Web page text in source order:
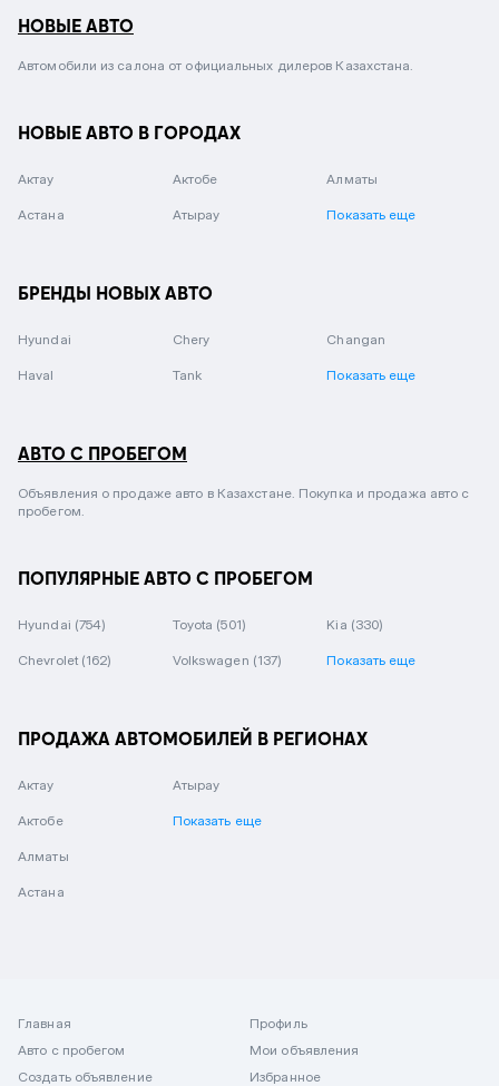
НОВЫЕ АВТО
Автомобили из салона от официальных дилеров Казахстана.
НОВЫЕ АВТО В ГОРОДАХ
Актау Актобе Алматы
Астана Атырау Показать еще
БРЕНДЫ НОВЫХ АВТО
Hyundai Chery Changan
Haval Tank Показать еще
АВТО С ПРОБЕГОМ
Объявления о продаже авто в Казахстане. Покупка и продажа авто с
пробегом.
ПОПУЛЯРНЫЕ АВТО С ПРОБЕГОМ
Hyundai (754) Toyota (501) Kia (330)
Chevrolet (162) Volkswagen (137) Показать еще
ПРОДАЖА АВТОМОБИЛЕЙ В РЕГИОНАХ
Актау
Актобе
Алматы
Астана
Атырау
Показать еще
Главная
Авто с пробегом
Создать объявление
Профиль
Мои объявления
Избранное